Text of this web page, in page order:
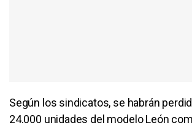
Según los sindicatos, se habrán
24.000 unidades del modelo León